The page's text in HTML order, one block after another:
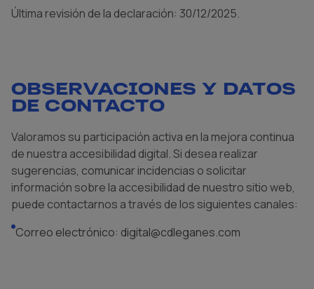
Última revisión de la declaración: 30/12/2025.
OBSERVACIONES Y DATOS
DE CONTACTO
Valoramos su participación activa en la mejora continua
de nuestra accesibilidad digital. Si desea realizar
sugerencias, comunicar incidencias o solicitar
información sobre la accesibilidad de nuestro sitio web,
puede contactarnos a través de los siguientes canales:
Correo electrónico: digital@cdleganes.com